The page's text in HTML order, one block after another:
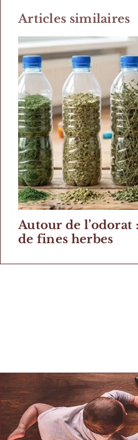
Articles similaires
Autour de l’odorat
de fines herbes